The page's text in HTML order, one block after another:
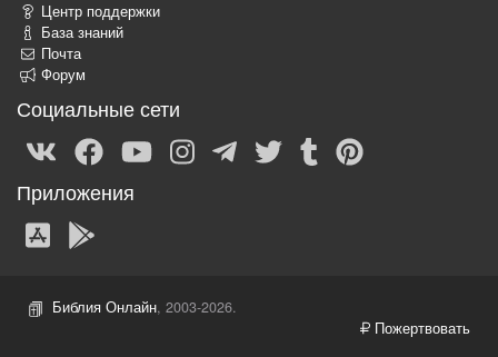
Центр поддержки
База знаний
Почта
Форум
Социальные сети
Приложения
Библия Онлайн, 2003-2026.
Пожертвовать